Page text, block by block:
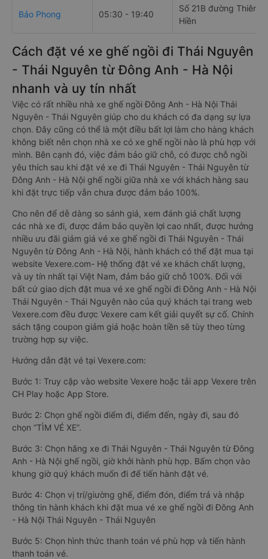
Bảo Phong 05:30 - 19:40
Số 21B đường Thiên
Hiền
Cách đặt vé xe ghế ngồi đi Thái Nguyên
- Thái Nguyên từ Đông Anh - Hà Nội
nhanh và uy tín nhất
Việc có rất nhiều nhà xe ghế ngồi Đông Anh - Hà Nội Thái
Nguyên - Thái Nguyên giúp cho du khách có đa dạng sự lựa
chọn. Đây cũng có thể là một điều bất lợi làm cho hàng khách
không biết nên chọn nhà xe có xe ghế ngồi nào là phù hợp với
mình. Bên cạnh đó, việc đảm bảo giữ chỗ, có được chỗ ngồi
yêu thích sau khi đặt vé xe đi Thái Nguyên - Thái Nguyên từ
Đông Anh - Hà Nội ghế ngồi giữa nhà xe với khách hàng sau
khi đặt trực tiếp vẫn chưa được đảm bảo 100%.
Cho nên để dễ dàng so sánh giá, xem đánh giá chất lượng
các nhà xe đi, được đảm bảo quyền lợi cao nhất, được hưởng
nhiều ưu đãi giảm giá vé xe ghế ngồi đi Thái Nguyên - Thái
Nguyên từ Đông Anh - Hà Nội, hành khách có thể đặt mua tại
website Vexere.com- Hệ thống đặt vé xe khách chất lượng,
và uy tín nhất tại Việt Nam, đảm bảo giữ chỗ 100%. Đối với
bất cứ giao dịch đặt mua vé xe ghế ngồi đi Đông Anh - Hà Nội
Thái Nguyên - Thái Nguyên nào của quý khách tại trang web
Vexere.com đều được Vexere cam kết giải quyết sự cố. Chính
sách tặng coupon giảm giá hoặc hoàn tiền sẽ tùy theo từng
trường hợp sự việc.
Hướng dẫn đặt vé tại Vexere.com:
Bước 1: Truy cập vào website Vexere hoặc tải app Vexere trên
CH Play hoặc App Store.
Bước 2: Chọn ghế ngồi điểm đi, điểm đến, ngày đi, sau đó
chọn “TÌM VÉ XE”.
Bước 3: Chọn hãng xe đi Thái Nguyên - Thái Nguyên từ Đông
Anh - Hà Nội ghế ngồi, giờ khởi hành phù hợp. Bấm chọn vào
khung giờ quý khách muốn đi để tiến hành đặt vé.
Bước 4: Chọn vị trí/giường ghế, điểm đón, điểm trả và nhập
thông tin hành khách khi đặt mua vé xe ghế ngồi đi Đông Anh
- Hà Nội Thái Nguyên - Thái Nguyên
Bước 5: Chọn hình thức thanh toán vé phù hợp và tiến hành
thanh toán vé.